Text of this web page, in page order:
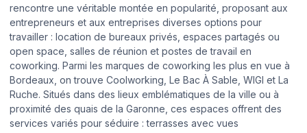
Lundi 08:00 - 13:30 13:30 - 21:00
Mardi 08:00 - 13:30 13:30 - 21:00
Mercredi 08:00 - 13:30 13:30 - 21:00
Jeudi 08:00 - 13:30 13:30 - 21:00
rencontre une véritable montée en popularité, proposant aux
entrepreneurs et aux entreprises diverses options pour
travailler : location de bureaux privés, espaces partagés ou
open space, salles de réunion et postes de travail en
coworking. Parmi les marques de coworking les plus en vue à
Bordeaux, on trouve Coolworking, Le Bac À Sable, WIGI et La
Ruche. Situés dans des lieux emblématiques de la ville ou à
proximité des quais de la Garonne, ces espaces offrent des
services variés pour séduire : terrasses avec vues